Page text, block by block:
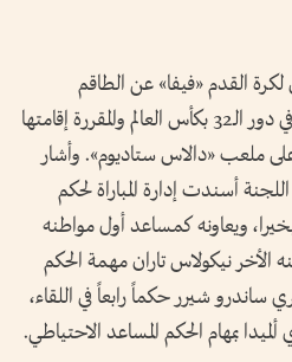
لكرة القدم «فيفا» عن الطاقم
التحكيمي لمباراة مصر وأستراليا في دور الـ32 بكأس العالم والمقررة إقامتها
ملعب «دالاس ستاديوم». وأشار
أسندت إدارة المباراة لحكم
ويعاونه كمساعد أول مواطنه
الأخر نيكولاس تاران مهمة الحكم
ساندرو شيرر حكماً رابعاً في اللقاء،
بمهام الحكم المساعد الاحتياطي.